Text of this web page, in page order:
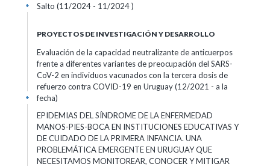
Salto (11/2024 - 11/2024 )
+
PROYECTOS DE INVESTIGACIÓN Y DESARROLLO
Evaluación de la capacidad neutralizante de anticuerpos
frente a diferentes variantes de preocupación del SARS-
CoV-2 en individuos vacunados con la tercera dosis de
refuerzo contra COVID-19 en Uruguay (12/2021 - a la
fecha)
+
EPIDEMIAS DEL SÍNDROME DE LA ENFERMEDAD
MANOS-PIES-BOCA EN INSTITUCIONES EDUCATIVAS Y
DE CUIDADO DE LA PRIMERA INFANCIA. UNA
PROBLEMÁTICA EMERGENTE EN URUGUAY QUE
NECESITAMOS MONITOREAR, CONOCER Y MITIGAR